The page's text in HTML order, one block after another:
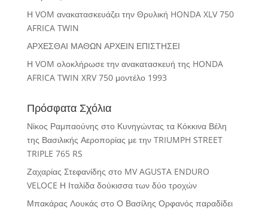
Η VOM ανακατασκευάζει την Θρυλική HONDA XLV 750
AFRICA TWIN
ΑΡΧΕΣΘΑΙ ΜΑΘΩΝ ΑΡΧΕΙΝ ΕΠΙΣΤΗΣΕΙ
Η VOM ολοκλήρωσε την ανακατασκευή της HONDA
AFRICA TWIN XRV 750 μοντέλο 1993
Πρόσφατα Σχόλια
Νίκος Ραμπαούνης στο Κυνηγώντας τα Κόκκινα Βέλη
της Βασιλικής Αεροπορίας με την TRIUMPH STREET
TRIPLE 765 RS
Ζαχαρίας Στεφανίδης στο MV AGUSTA ENDURO
VELOCE Η Ιταλίδα δούκισσα των δύο τροχών
Μπακάρας Λουκάς στο Ο Βασίλης Ορφανός παραδίδει